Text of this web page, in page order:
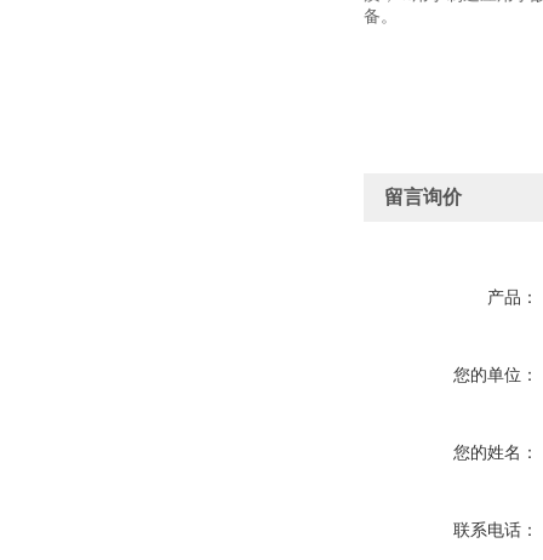
备。
留言询价
产品：
您的单位：
您的姓名：
联系电话：